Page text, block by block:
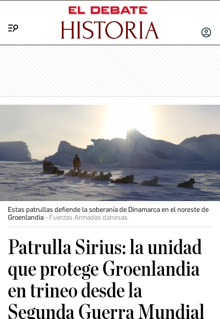
INICIAR
Estas patrullas defiende la soberanía de Dinamarca en el noreste de
Groenlandia
Fuerzas Armadas danesas
Patrulla Sirius: la unidad
que protege Groenlandia
en trineo desde la
Segunda Guerra Mundial